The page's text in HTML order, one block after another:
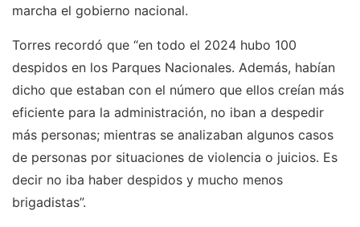
marcha el gobierno nacional.
Torres recordó que “en todo el 2024 hubo 100
despidos en los Parques Nacionales. Además, habían
dicho que estaban con el número que ellos creían más
eficiente para la administración, no iban a despedir
más personas; mientras se analizaban algunos casos
de personas por situaciones de violencia o juicios. Es
decir no iba haber despidos y mucho menos
brigadistas”.